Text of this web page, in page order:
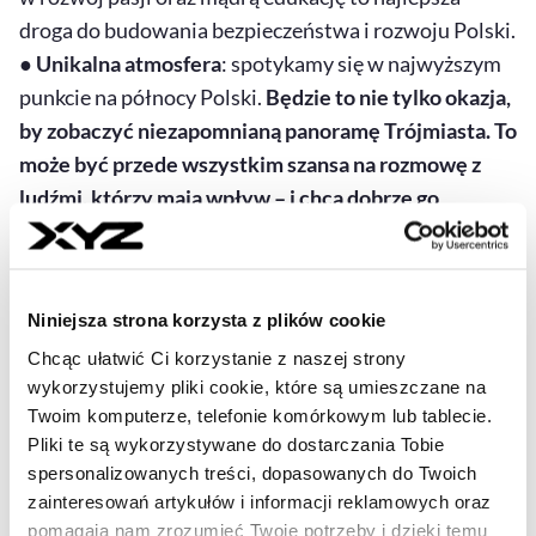
Niniejsza strona korzysta z plików cookie
Chcąc ułatwić Ci korzystanie z naszej strony
wykorzystujemy pliki cookie, które są umieszczane na
Twoim komputerze, telefonie komórkowym lub tablecie.
Pliki te są wykorzystywane do dostarczania Tobie
spersonalizowanych treści, dopasowanych do Twoich
zainteresowań artykułów i informacji reklamowych oraz
pomagają nam zrozumieć Twoje potrzeby i dzięki temu
droga do budowania bezpieczeństwa i rozwoju Polski.
● Unikalna atmosfera: spotykamy się w najwyższym
punkcie na północy Polski. Będzie to nie tylko okazja,
by zobaczyć niezapomnianą panoramę Trójmiasta.To
może być przede wszystkim szansa na rozmowę z
ludźmi, którzy mają wpływ – i chcą dobrze go
wykorzystywać.
Jeśli chcesz dołączyć do załogi, którą łączy wspólny
cel podniesienia dobrostanu w Polsce do 2035 r.,
wypełnij ten formularz.
XYZ wspiera tę inicjatywę.Szczegóły dostępne są na
stronie Kampusu XYZ.